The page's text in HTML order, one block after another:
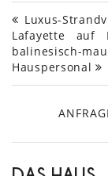
Luxus-
Lafayette auf
balinesisch-
Hauspersonal